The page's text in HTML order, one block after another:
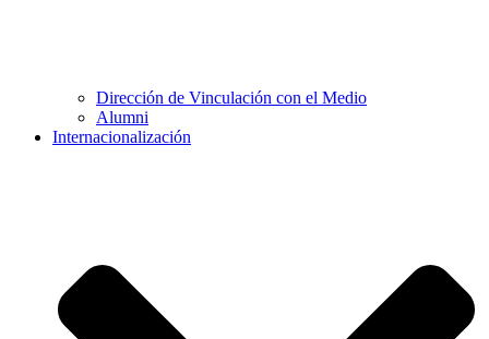
Dirección de Vinculación con el Medio
Alumni
Internacionalización